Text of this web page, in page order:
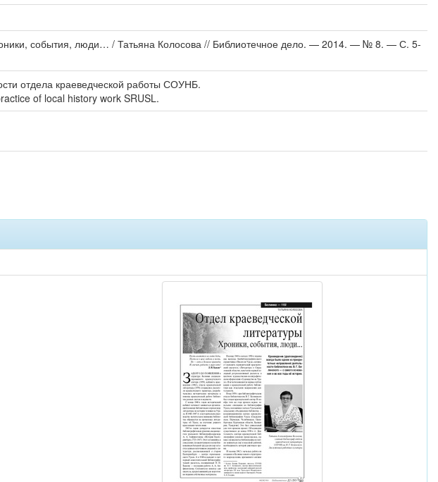
события, люди… / Татьяна Колосова // Библиотечное дело. — 2014. — № 8. — С. 5-
отдела краеведческой работы СОУНБ.
of local history work SRUSL.